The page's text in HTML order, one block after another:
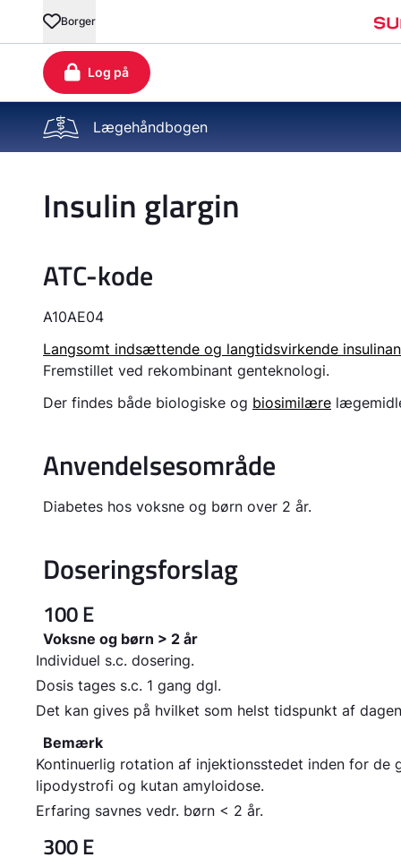
Lægehåndbogen
Insulin glargin
ATC-kode
A10AE04
Langsomt indsættende og langtidsvirkende
Fremstillet ved rekombinant genteknologi.
Der findes både biologiske og biosimilære
Anvendelsesområde
Diabetes hos voksne og børn over 2 år.
Doseringsforslag
100 E
Voksne og børn > 2 år
Individuel s.c. dosering.
Dosis tages s.c. 1 gang dgl.
Det kan gives på hvilket som helst tidspunkt af
Bemærk
Kontinuerlig rotation af injektionsstedet inden for
lipodystrofi og kutan amyloidose.
Erfaring savnes vedr. børn < 2 år.
300 E